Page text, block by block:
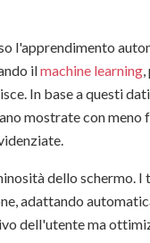
l'apprendimento
ilmachine learning
In base a questi
mostrate con meno
dello schermo.
adattando
dell'utente ma